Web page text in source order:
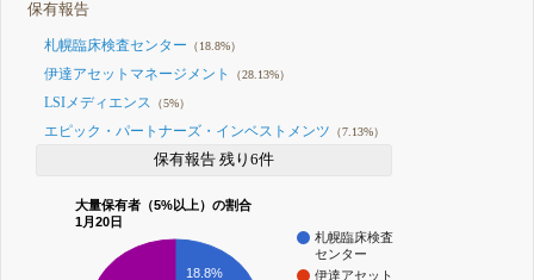
登録すると永久30%OFFと米株版の先行利用も付きます
保有報告
札幌臨床検査センター （18.8%）
伊達アセットマネージメント （28.13%）
LSIメディエンス （5%）
エピック・パートナーズ・インベストメンツ （7.13%）
保有報告 残り6件
大量保有者（5%以上）の割合
1月20日
札幌臨床検査
センター
伊達アセット
18.8%